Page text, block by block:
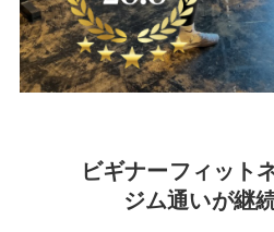
ビギナーフィット
ジム通いが継